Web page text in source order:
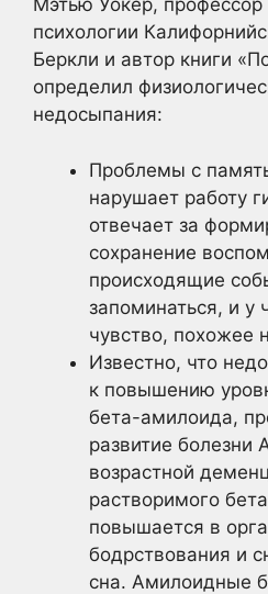
Мэтью Уокер, профессор
психологии
Беркли и автор книги
определил
недосыпания:
Проблемы с
нарушает работу
отвечает за
сохранение
происходящие
запоминаться, и у
чувство, похожее
Известно, что
к повышению
бета-амилоида,
развитие болезни
возрастной
растворимого
повышается в
бодрствования и
сна. Амилоидные